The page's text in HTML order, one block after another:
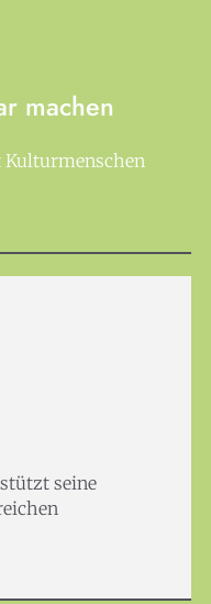
machen
Kulturmenschen
seine